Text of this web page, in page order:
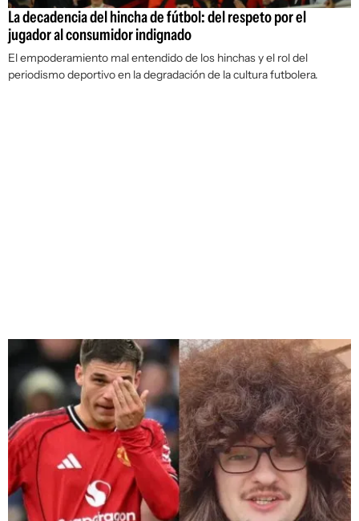
La decadencia del hincha de fútbol: del respeto por el
jugador al consumidor indignado
El empoderamiento mal entendido de los hinchas y el rol del
periodismo deportivo en la degradación de la cultura futbolera.